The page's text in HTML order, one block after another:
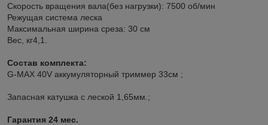
Скорость вращения вала(без нагрузки): 7500 об/мин
Режущая система леска
Максимальная ширина среза: 30 см
Вес, кг4,1.
Состав комплекта:
G-MAX 40V аккумуляторный триммер 33см ;
Запасная катушка с леской 1,65мм.;
Гарантия 24 мес.